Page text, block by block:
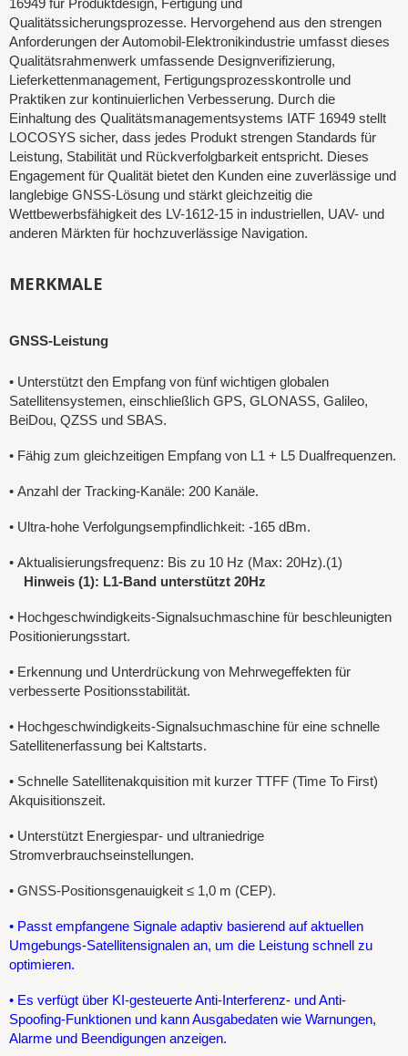
16949 für Produktdesign, Fertigung und
Qualitätssicherungsprozesse. Hervorgehend aus den strengen
Anforderungen der Automobil-Elektronikindustrie umfasst dieses
Qualitätsrahmenwerk umfassende Designverifizierung,
Lieferkettenmanagement, Fertigungsprozesskontrolle und
Praktiken zur kontinuierlichen Verbesserung. Durch die
Einhaltung des Qualitätsmanagementsystems IATF 16949 stellt
LOCOSYS sicher, dass jedes Produkt strengen Standards für
Leistung, Stabilität und Rückverfolgbarkeit entspricht. Dieses
Engagement für Qualität bietet den Kunden eine zuverlässige und
langlebige GNSS-Lösung und stärkt gleichzeitig die
Wettbewerbsfähigkeit des LV-1612-15 in industriellen, UAV- und
anderen Märkten für hochzuverlässige Navigation.
MERKMALE
GNSS-Leistung
• Unterstützt den Empfang von fünf wichtigen globalen
Satellitensystemen, einschließlich GPS, GLONASS, Galileo,
BeiDou, QZSS und SBAS.
• Fähig zum gleichzeitigen Empfang von L1 + L5 Dualfrequenzen.
• Anzahl der Tracking-Kanäle: 200 Kanäle.
• Ultra-hohe Verfolgungsempfindlichkeit: -165 dBm.
• Aktualisierungsfrequenz: Bis zu 10 Hz (Max: 20Hz).(1)
Hinweis (1): L1-Band unterstützt 20Hz
• Hochgeschwindigkeits-Signalsuchmaschine für beschleunigten
Positionierungsstart.
• Erkennung und Unterdrückung von Mehrwegeffekten für
verbesserte Positionsstabilität.
• Hochgeschwindigkeits-Signalsuchmaschine für eine schnelle
Satellitenerfassung bei Kaltstarts.
• Schnelle Satellitenakquisition mit kurzer TTFF (Time To First)
Akquisitionszeit.
• Unterstützt Energiespar- und ultraniedrige
Stromverbrauchseinstellungen.
• GNSS-Positionsgenauigkeit ≤ 1,0 m (CEP).
• Passt empfangene Signale adaptiv basierend auf aktuellen
Umgebungs-Satellitensignalen an, um die Leistung schnell zu
optimieren.
• Es verfügt über KI-gesteuerte Anti-Interferenz- und Anti-
Spoofing-Funktionen und kann Ausgabedaten wie Warnungen,
Alarme und Beendigungen anzeigen.